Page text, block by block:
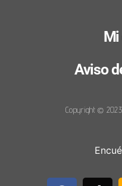
Mi
Aviso
Copyright © 2023